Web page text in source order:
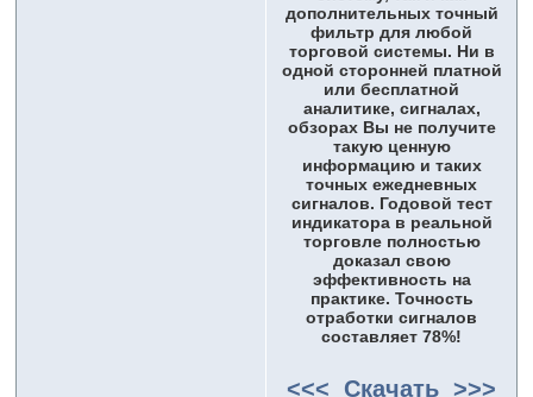
дополнительных точный
фильтр для любой
торговой системы. Ни в
одной сторонней платной
или бесплатной
аналитике, сигналах,
обзорах Вы не получите
такую ценную
информацию и таких
точных ежедневных
сигналов. Годовой тест
индикатора в реальной
торговле полностью
доказал свою
эффективность на
практике. Точность
отработки сигналов
составляет 78%!
<<< Скачать >>>